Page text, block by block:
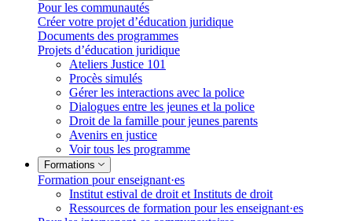
Pour les communautés
Créer votre projet d’éducation juridique
Documents des programmes
Projets d’éducation juridique
Ateliers Justice 101
Procès simulés
Gérer les interactions avec la police
Dialogues entre les jeunes et la police
Droit de la famille pour jeunes parents
Avenirs en justice
Voir tous les programme
Formations
Formation pour enseignant·es
Institut estival de droit et Instituts de droit
Ressources de formation pour les enseignant·es